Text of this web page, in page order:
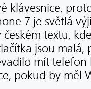
klávesnice,
7 je světlá
textu,
jsou malá,
mít telefon
pokud by měl